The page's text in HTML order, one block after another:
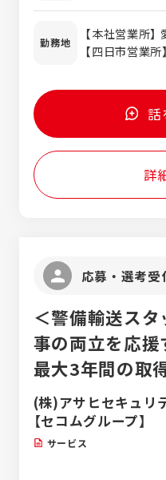
として大きな
す。
が増えれば運
試用期間3か
勤務地
【本社営業所
【四日市営業
話
詳
応募・選考受
＜警備輸送スタ
事の両立を応援
最大3年間の取
校4年生終了ま
(株)アサヒセキュリ
【セコムグループ】
サービス